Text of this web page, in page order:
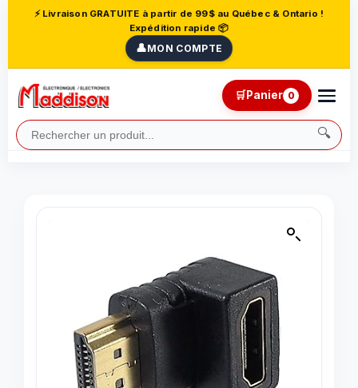
⚡ Livraison GRATUITE à partir de 99$ au Québec & Ontario !
Expédition rapide 📦
👤MON COMPTE
🔍
🛒Panier 0